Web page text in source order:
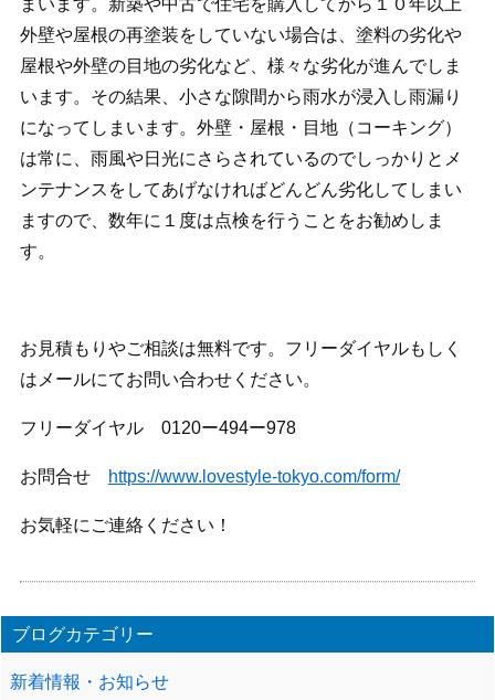
まいます。新築や中古で住宅を購入してから１０年以上
外壁や屋根の再塗装をしていない場合は、塗料の劣化や
屋根や外壁の目地の劣化など、様々な劣化が進んでしま
います。その結果、小さな隙間から雨水が浸入し雨漏り
になってしまいます。外壁・屋根・目地（コーキング）
は常に、雨風や日光にさらされているのでしっかりとメ
ンテナンスをしてあげなければどんどん劣化してしまい
ますので、数年に１度は点検を行うことをお勧めしま
す。
お見積もりやご相談は無料です。フリーダイヤルもしく
はメールにてお問い合わせください。
フリーダイヤル 0120ー494ー978
お問合せ https://www.lovestyle-tokyo.com/form/
お気軽にご連絡ください！
ブログカテゴリー
新着情報・お知らせ